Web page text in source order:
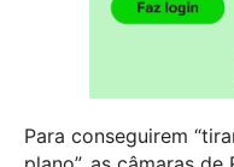
Para conseguirem